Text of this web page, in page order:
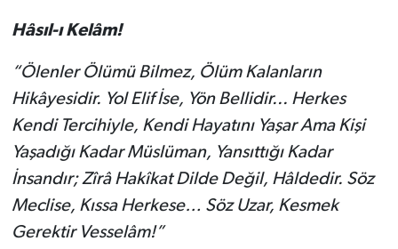
Hâsıl-ı Kelâm!
“Ölenler Ölümü Bilmez, Ölüm Kalanların
Hikâyesidir. Yol Elif İse, Yön Bellidir... Herkes
Kendi Tercihiyle, Kendi Hayatını Yaşar Ama Kişi
Yaşadığı Kadar Müslüman, Yansıttığı Kadar
İnsandır; Zîrâ Hakîkat Dilde Değil, Hâldedir. Söz
Meclise, Kıssa Herkese… Söz Uzar, Kesmek
Gerektir Vesselâm!”